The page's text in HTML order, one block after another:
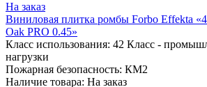
На заказ
Виниловая плитка ромбы Forbo Effekta
Oak PRO 0.45»
Класс использования: 42 Класс -
нагрузки
Пожарная безопасность: КМ2
Наличие товара: На заказ